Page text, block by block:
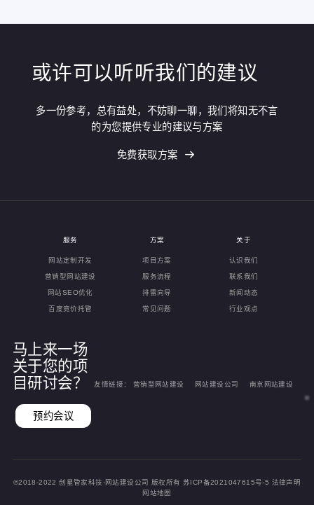
或许可以听听我们的建议
多一份参考，总有益处，不妨聊一聊，我们将知无不言
的为您提供专业的建议与方案
免费获取方案
服务
网站定制开发
营销型网站建设
网站SEO优化
百度竞价托管
方案
项目方案
服务流程
排雷向导
常见问题
关于
认识我们
联系我们
新闻动态
行业观点
马上来一场
关于您的项
目研讨会？
预约会议
友情链接： 营销型网站建设 网站建设公司 南京网站建设
©2018-2022 创星管家科技-网站建设公司 版权所有 苏ICP备2021047615号-5 法律声明
网站地图